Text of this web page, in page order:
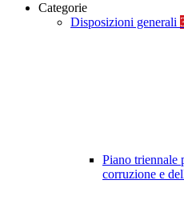
Categorie
Disposizioni generali
Piano triennale
corruzione e